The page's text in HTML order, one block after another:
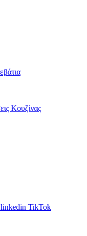
Κουζίνας
linkedin TikTok